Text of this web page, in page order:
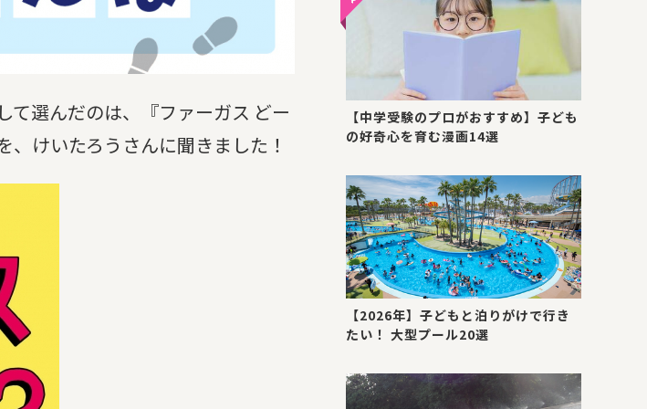
て選んだのは、『ファーガス どー
けいたろうさんに聞きました！
【中学受験のプロがおすすめ】子ども
の好奇心を育む漫画14選
【2026年】子どもと泊りがけで行き
たい！ 大型プール20選